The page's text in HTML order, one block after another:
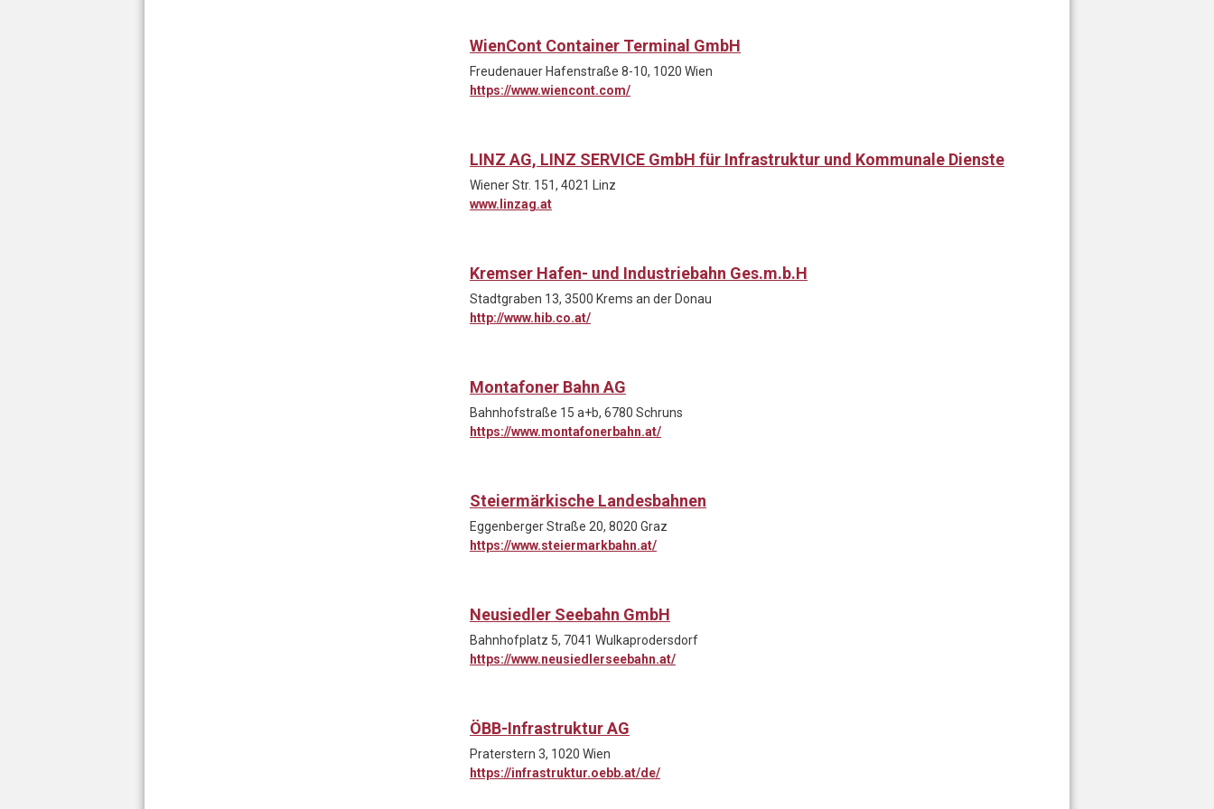
WienCont Container Terminal GmbH
Freudenauer Hafenstraße 8-10, 1020 Wien
https://www.wiencont.com/
LINZ AG, LINZ SERVICE GmbH für Infrastruktur und Kommunale Dienste
Wiener Str. 151, 4021 Linz
www.linzag.at
Kremser Hafen- und Industriebahn Ges.m.b.H
Stadtgraben 13, 3500 Krems an der Donau
http://www.hib.co.at/
Montafoner Bahn AG
Bahnhofstraße 15 a+b, 6780 Schruns
https://www.montafonerbahn.at/
Steiermärkische Landesbahnen
Eggenberger Straße 20, 8020 Graz
https://www.steiermarkbahn.at/
Neusiedler Seebahn GmbH
Bahnhofplatz 5, 7041 Wulkaprodersdorf
https://www.neusiedlerseebahn.at/
ÖBB-Infrastruktur AG
Praterstern 3, 1020 Wien
https://infrastruktur.oebb.at/de/